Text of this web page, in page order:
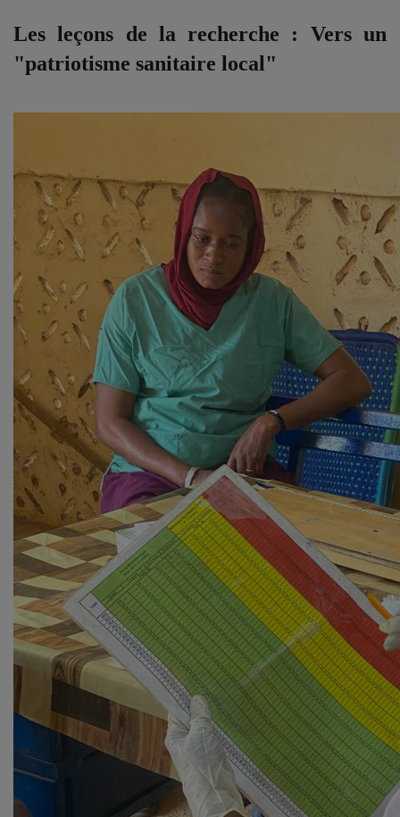
Les leçons de la recherche : Vers un
"patriotisme sanitaire local"